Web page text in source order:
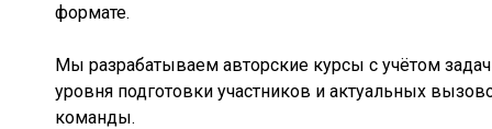
формате.
Мы разрабатываем авторские курсы с учётом задач
уровня подготовки участников и актуальных
команды.